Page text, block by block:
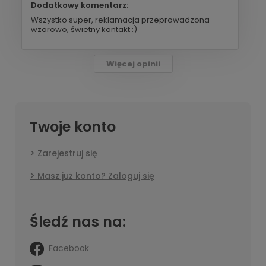
Dodatkowy komentarz:
Wszystko super, reklamacja przeprowadzona
wzorowo, świetny kontakt :)
Więcej opinii
Twoje konto
Zarejestruj się
Masz już konto? Zaloguj się
Śledź nas na:
Facebook